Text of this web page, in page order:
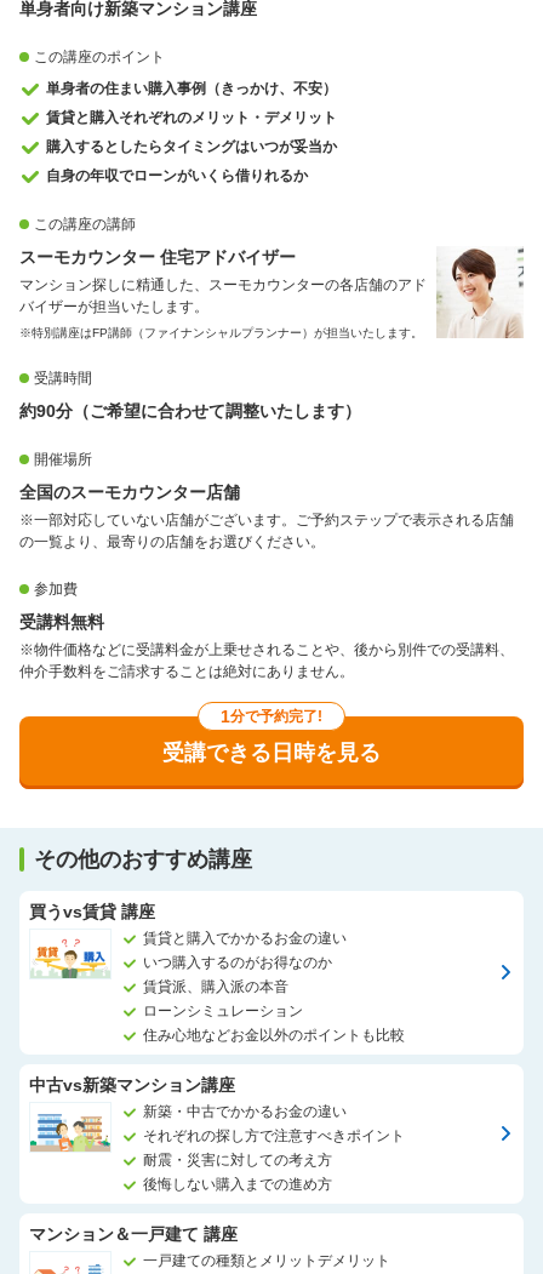
単身者向け新築マンション講座
この講座のポイント
単身者の住まい購入事例（きっかけ、不安）
賃貸と購入それぞれのメリット・デメリット
購入するとしたらタイミングはいつが妥当か
自身の年収でローンがいくら借りれるか
この講座の講師
スーモカウンター 住宅アドバイザー
マンション探しに精通した、スーモカウンターの各店舗のアド
バイザーが担当いたします。
※特別講座はFP講師（ファイナンシャルプランナー）が担当いたします。
受講時間
約90分（ご希望に合わせて調整いたします）
開催場所
全国のスーモカウンター店舗
※一部対応していない店舗がございます。ご予約ステップで表示される店舗
の一覧より、最寄りの店舗をお選びください。
参加費
受講料無料
※物件価格などに受講料金が上乗せされることや、後から別件での受講料、
仲介手数料をご請求することは絶対にありません。
1分で予約完了!
受講できる日時を見る
その他のおすすめ講座
買うvs賃貸 講座
賃貸と購入でかかるお金の違い
いつ購入するのがお得なのか
賃貸派、購入派の本音
ローンシミュレーション
住み心地などお金以外のポイントも比較
中古vs新築マンション講座
新築・中古でかかるお金の違い
それぞれの探し方で注意すべきポイント
耐震・災害に対しての考え方
後悔しない購入までの進め方
マンション＆一戸建て 講座
一戸建ての種類とメリットデメリット